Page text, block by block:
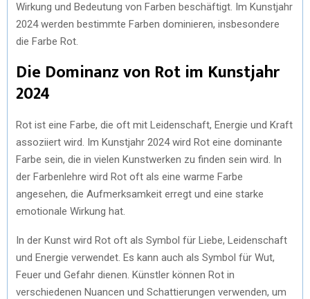
Wirkung und Bedeutung von Farben beschäftigt. Im Kunstjahr
2024 werden bestimmte Farben dominieren, insbesondere
die Farbe Rot.
Die Dominanz von Rot im Kunstjahr
2024
Rot ist eine Farbe, die oft mit Leidenschaft, Energie und Kraft
assoziiert wird. Im Kunstjahr 2024 wird Rot eine dominante
Farbe sein, die in vielen Kunstwerken zu finden sein wird. In
der Farbenlehre wird Rot oft als eine warme Farbe
angesehen, die Aufmerksamkeit erregt und eine starke
emotionale Wirkung hat.
In der Kunst wird Rot oft als Symbol für Liebe, Leidenschaft
und Energie verwendet. Es kann auch als Symbol für Wut,
Feuer und Gefahr dienen. Künstler können Rot in
verschiedenen Nuancen und Schattierungen verwenden, um